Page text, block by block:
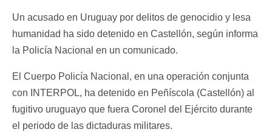
Un acusado en Uruguay por delitos de genocidio y lesa
humanidad ha sido detenido en Castellón, según informa
la Policía Nacional en un comunicado.
El Cuerpo Policía Nacional, en una operación conjunta
con INTERPOL, ha detenido en Peñíscola (Castellón) al
fugitivo uruguayo que fuera Coronel del Ejército durante
el periodo de las dictaduras militares.